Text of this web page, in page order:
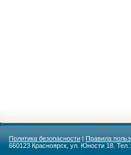
Политика безопасности|Правила
660123 Красноярск, ул. Юности 18.